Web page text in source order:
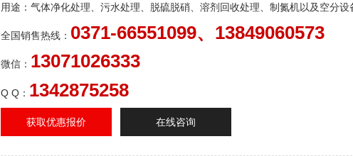
用途：气体净化处理、污水处理、脱硫脱硝、溶剂回收处理、制氮机以及空分设
全国销售热线： 0371-66551099、13849060573
微信： 13071026333
Q Q： 1342875258
获取优惠报价 在线咨询